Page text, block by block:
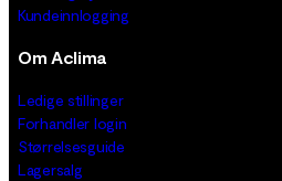
Kundeinnlogging
Om Aclima
Ledige stillinger
Forhandler login
Størrelsesguide
Lagersalg